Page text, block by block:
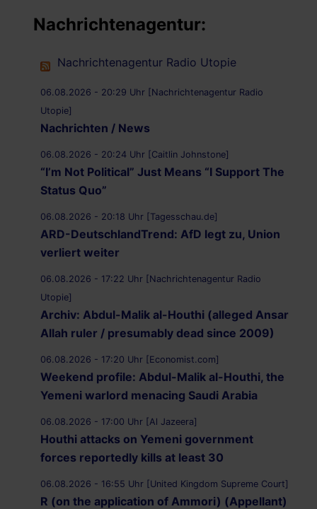
Nachrichtenagentur:
Nachrichtenagentur Radio Utopie
06.08.2026 - 20:29 Uhr [Nachrichtenagentur Radio
Utopie]
Nachrichten / News
06.08.2026 - 20:24 Uhr [Caitlin Johnstone]
“I’m Not Political” Just Means “I Support The
Status Quo”
06.08.2026 - 20:18 Uhr [Tagesschau.de]
ARD-DeutschlandTrend: AfD legt zu, Union
verliert weiter
06.08.2026 - 17:22 Uhr [Nachrichtenagentur Radio
Utopie]
Archiv: Abdul-Malik al-Houthi (alleged Ansar
Allah ruler / presumably dead since 2009)
06.08.2026 - 17:20 Uhr [Economist.com]
Weekend profile: Abdul-Malik al-Houthi, the
Yemeni warlord menacing Saudi Arabia
06.08.2026 - 17:00 Uhr [Al Jazeera]
Houthi attacks on Yemeni government
forces reportedly kills at least 30
06.08.2026 - 16:55 Uhr [United Kingdom Supreme Court]
R (on the application of Ammori) (Appellant)